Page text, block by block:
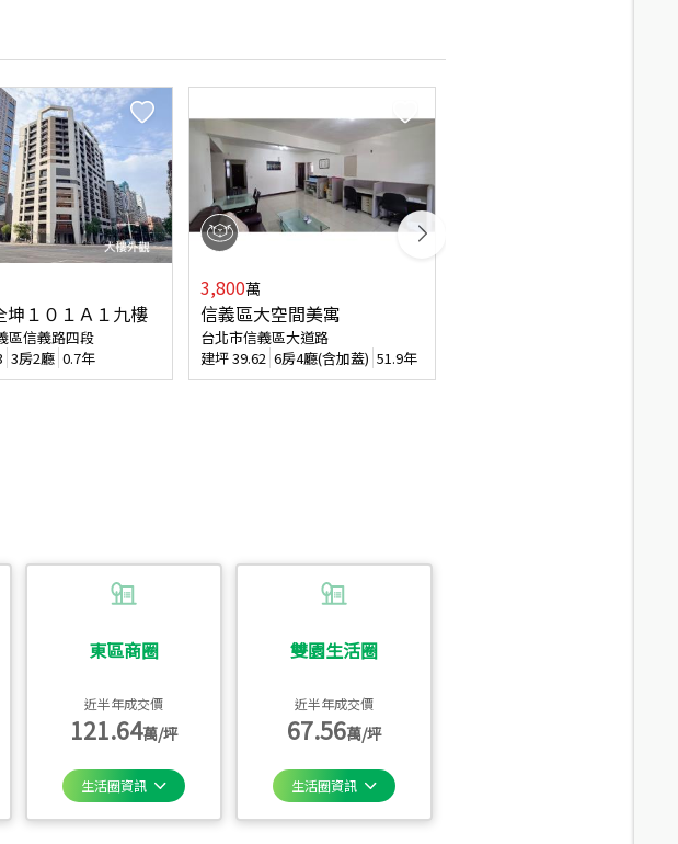
東區商圈
近半年成交價
121.64萬/坪
生活圈資訊
雙園生活圈
近半年成交價
67.56萬/坪
生活圈資訊
坤１０１Ａ１九樓
區信義路四段
3房2廳 0.7年
3,800萬
信義區大空間美寓
台北市信義區大道路
建坪39.62 6房4廳(含加蓋) 51.9年